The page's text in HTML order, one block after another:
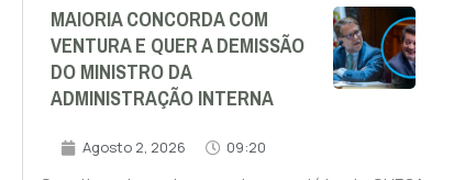
MAIORIA CONCORDA COM
VENTURA E QUER A DEMISSÃO
DO MINISTRO DA
ADMINISTRAÇÃO INTERNA
Agosto 2, 2026 09:20